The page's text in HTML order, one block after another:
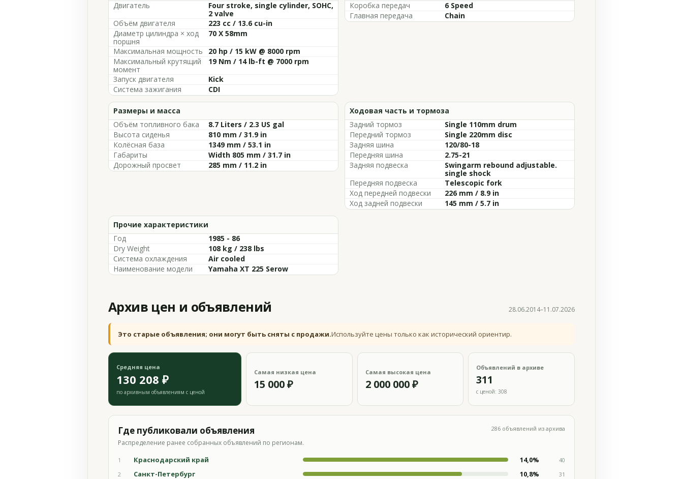
Двигатель
Four stroke, single cylinder, SOHC,
2 valve
Объём двигателя
223 cc / 13.6 cu-in
Диаметр цилиндра × ход
поршня
70 X 58mm
Максимальная мощность
20 hp / 15 kW @ 8000 rpm
Максимальный крутящий
момент
19 Nm / 14 lb-ft @ 7000 rpm
Запуск двигателя
Kick
Система зажигания
CDI
Коробка передач
6 Speed
Главная передача
Chain
Размеры и масса
Объём топливного бака
8.7 Liters / 2.3 US gal
Высота сиденья
810 mm / 31.9 in
Колёсная база
1349 mm / 53.1 in
Габариты
Width 805 mm / 31.7 in
Дорожный просвет
285 mm / 11.2 in
Ходовая часть и тормоза
Задний тормоз
Single 110mm drum
Передний тормоз
Single 220mm disc
Задняя шина
120/80-18
Передняя шина
2.75-21
Задняя подвеска
Swingarm rebound adjustable.
single shock
Передняя подвеска
Telescopic fork
Ход передней подвески
226 mm / 8.9 in
Ход задней подвески
145 mm / 5.7 in
Прочие характеристики
Год
1985 - 86
Dry Weight
108 kg / 238 lbs
Система охлаждения
Air cooled
Наименование модели
Yamaha XT 225 Serow
Архив цен и объявлений 28.06.2014–11.07.2026
Это старые объявления; они могут быть сняты с продажи.Используйте цены только как исторический ориентир.
Средняя цена
130 208 ₽
по архивным объявлениям с ценой
Самая низкая цена
15 000 ₽
Самая высокая цена
2 000 000 ₽
Объявлений в архиве
311
с ценой: 308
Где публиковали объявления
Распределение ранее собранных объявлений по регионам.
286 объявлений из архива
1 Краснодарский край 14,0%
40
2
Санкт-Петербург 10,8%
31